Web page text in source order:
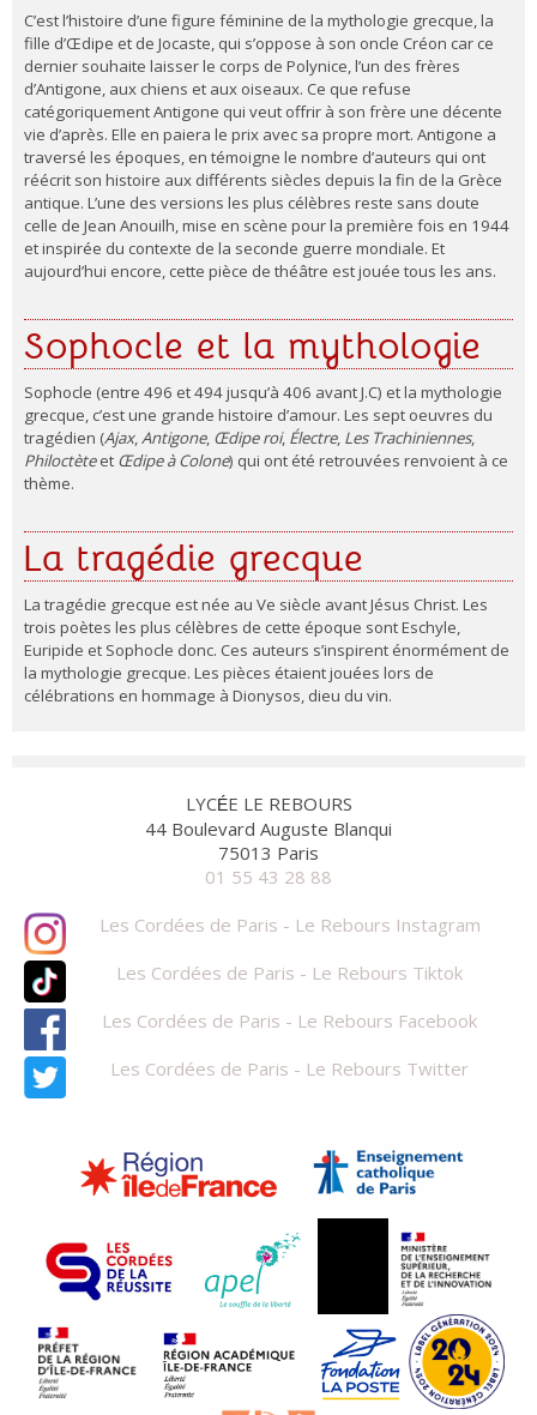
C’est l’histoire d’une figure féminine de la mythologie grecque, la
fille d’Œdipe et de Jocaste, qui s’oppose à son oncle Créon car ce
dernier souhaite laisser le corps de Polynice, l’un des frères
d’Antigone, aux chiens et aux oiseaux. Ce que refuse
catégoriquement Antigone qui veut offrir à son frère une décente
vie d’après. Elle en paiera le prix avec sa propre mort. Antigone a
traversé les époques, en témoigne le nombre d’auteurs qui ont
réécrit son histoire aux différents siècles depuis la fin de la Grèce
antique. L’une des versions les plus célèbres reste sans doute
celle de Jean Anouilh, mise en scène pour la première fois en 1944
et inspirée du contexte de la seconde guerre mondiale. Et
aujourd’hui encore, cette pièce de théâtre est jouée tous les ans.
Sophocle et la mythologie
Sophocle (entre 496 et 494 jusqu’à 406 avant J.C) et la mythologie
grecque, c’est une grande histoire d’amour. Les sept oeuvres du
tragédien (Ajax,Antigone, Œdipe roi, Électre, Les Trachiniennes,
Philoctèteet Œdipe à Colone) qui ont été retrouvées renvoient à ce
thème.
La tragédie grecque
La tragédie grecque est née au Ve siècle avant Jésus Christ. Les
trois poètes les plus célèbres de cette époque sont Eschyle,
Euripide et Sophocle donc. Ces auteurs s’inspirent énormément de
la mythologie grecque. Les pièces étaient jouées lors de
célébrations en hommage à Dionysos, dieu du vin.
LYCÉE LE REBOURS
44 Boulevard Auguste Blanqui
75013 Paris
01 55 43 28 88
Les Cordées de Paris - Le Rebours Instagram
Les Cordées de Paris - Le Rebours Tiktok
Les Cordées de Paris - Le Rebours Facebook
Les Cordées de Paris - Le Rebours Twitter